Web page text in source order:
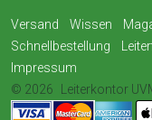
Versand Wissen
Schnellbestellung
Impressum
© 2026
Leiterkontor